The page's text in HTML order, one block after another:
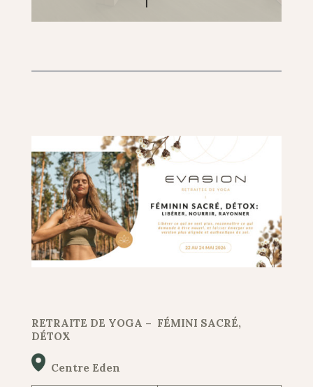
RETRAITE DE YOGA – FÉMINI SACRÉ,
DÉTOX
Centre Eden